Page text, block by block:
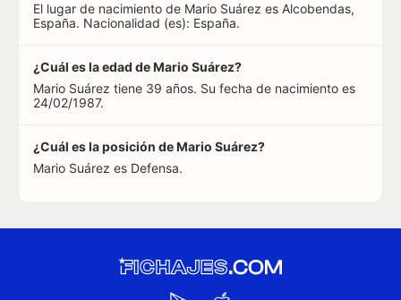
El lugar de nacimiento de Mario Suárez es Alcobendas,
España. Nacionalidad (es): España.
¿Cuál es la edad de Mario Suárez?
Mario Suárez tiene 39 años. Su fecha de nacimiento es
24/02/1987.
¿Cuál es la posición de Mario Suárez?
Mario Suárez es Defensa.